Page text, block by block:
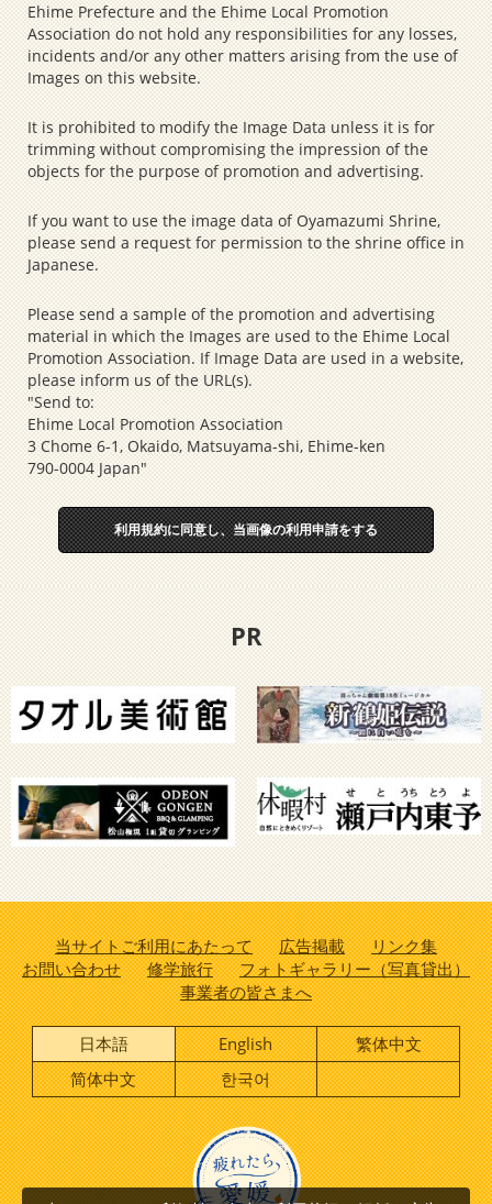
Ehime Prefecture and the Ehime Local Promotion
Association do not hold any responsibilities for any losses,
incidents and/or any other matters arising from the use of
Images on this website.
It is prohibited to modify the Image Data unless it is for
trimming without compromising the impression of the
objects for the purpose of promotion and advertising.
If you want to use the image data of Oyamazumi Shrine,
please send a request for permission to the shrine office in
Japanese.
Please send a sample of the promotion and advertising
material in which the Images are used to the Ehime Local
Promotion Association. If Image Data are used in a website,
please inform us of the URL(s).
"Send to:
Ehime Local Promotion Association
3 Chome 6-1, Okaido, Matsuyama-shi, Ehime-ken
790-0004 Japan"
利用規約に同意し、当画像の利用申請をする
PR
当サイトご利用にあたって 広告掲載
リンク集
お問い合わせ
修学旅行
フォトギャラリー（写真貸出）
事業者の皆さまへ
日本語 English
繁体中文
简体中文
한국어